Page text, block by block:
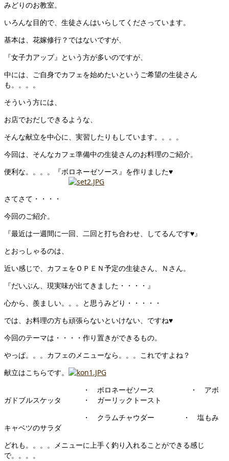
みどりのお教室。
いろんな目的で、生徒さんはいらしてくださっています。
基本は、花嫁修行？ではないですが、
『女子力アップ』という方が多いのですが、
中には、ご自身でカフェを始めたいというご希望の生徒さん
も。。。。
そういう方には、
お店でおだしできるような、
そんな献立を中心に、実習したりもしています。。。。
今回は、そんなカフェ準備中の生徒さんのお料理のご紹介。
便利な。。。。『ボロネーゼソース』を作りました♥
さてさて・・・・
今回のご紹介。
『最近は一週間に一回、二回と打ち合わせ、してるんです♥』
とおっしゃるのは、
近い感じで、カフェをＯＰＥＮ予定の生徒さん、Ｎさん。
『だいぶん、現実味が出てきました・・・・』
心から、羨ましい。。。と思うみどり・・・・・
では、お料理の方も頑張らないといけない、ですね♥
今回のテーマは・・・・作り置きができるもの。
やっぱ。。。カフェのメニューなら。。。これですよね？
献立はこちらです。
・ ボロネーゼソース ・ アボ
ガドブルスケッタ ・ ガーリックトースト
・ クラムチャウダー ・ 塩もみ
キャベツのサラダ
どれも。。。。メニューに上手く釣り入れることができる感じ
で。。。。